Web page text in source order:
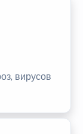
вирусов